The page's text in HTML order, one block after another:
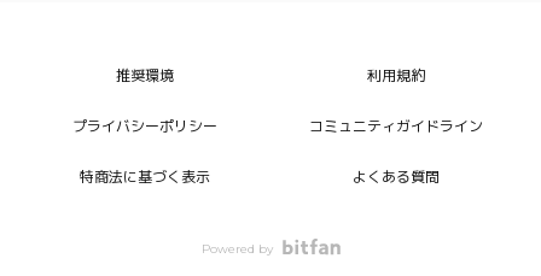
推奨環境 利用規約
プライバシーポリシー コミュニティガイドライン
特商法に基づく表示 よくある質問
Powered by